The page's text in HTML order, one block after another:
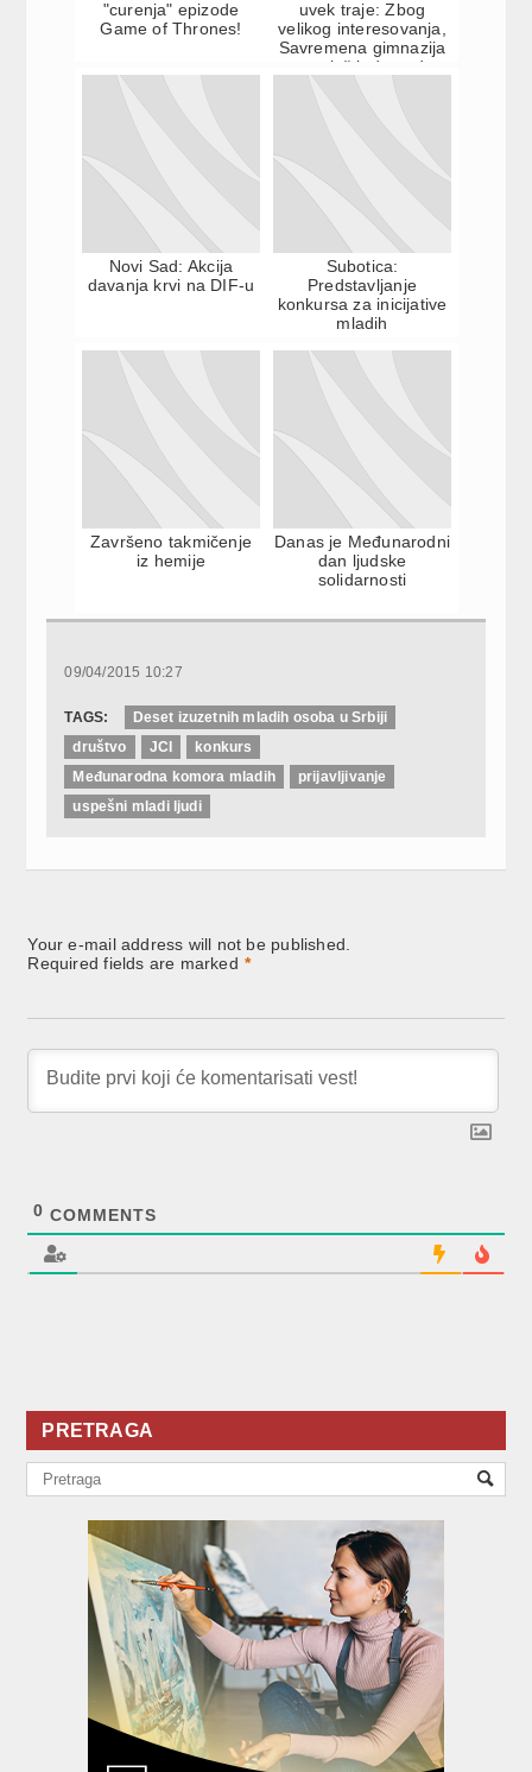
"curenja" epizode
Game of Thrones!
uvek traje: Zbog
velikog interesovanja,
Savremena gimnazija
otvara još jedno ode...
Novi Sad: Akcija
davanja krvi na DIF-u
Subotica:
Predstavljanje
konkursa za inicijative
mladih
Završeno takmičenje
iz hemije
Danas je Međunarodni
dan ljudske
solidarnosti
09/04/2015 10:27
TAGS:
Deset izuzetnih mladih osoba u Srbiji
društvo
JCI
konkurs
Međunarodna komora mladih
prijavljivanje
uspešni mladi ljudi
Your e-mail address will not be published.
Required fields are marked *
0 COMMENTS
PRETRAGA